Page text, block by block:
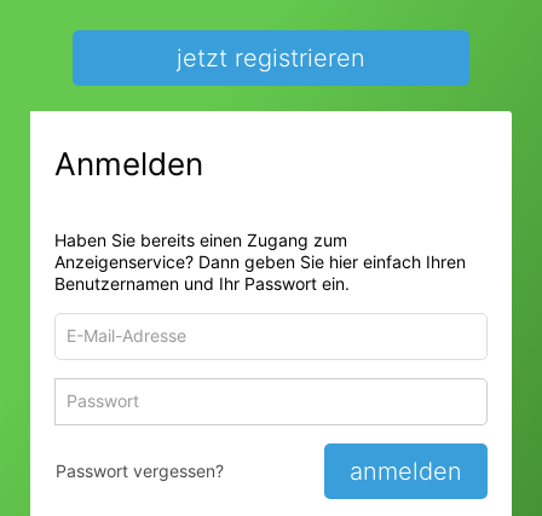
jetzt registrieren
Anmelden
Haben Sie bereits einen Zugang zum
Anzeigenservice? Dann geben Sie hier einfach Ihren
Benutzernamen und Ihr Passwort ein.
Adresse
zum
Anmelden
anmelden
Passwort vergessen?